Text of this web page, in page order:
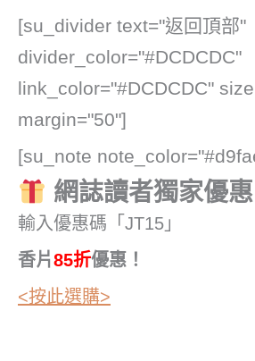
[su_divider text="返回頂部"
divider_color="#DCDCDC"
link_color="#DCDCDC"
margin="50"]
[su_note
網誌讀者獨家優惠
輸入優惠碼「JT15」
香片85折優惠！
<按此選購>